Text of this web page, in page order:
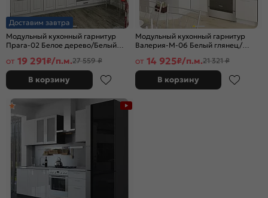
Доставим завтра
Модульный кухонный гарнитур
Прага-02 Белое дерево/Белый
от 19 291₽/п.м.27 559 ₽
В корзину
Модульный кухонный гарнитур
Валерия-М-06 Белый глянец/
от 14 925₽/п.м.21 321 ₽
В корзину